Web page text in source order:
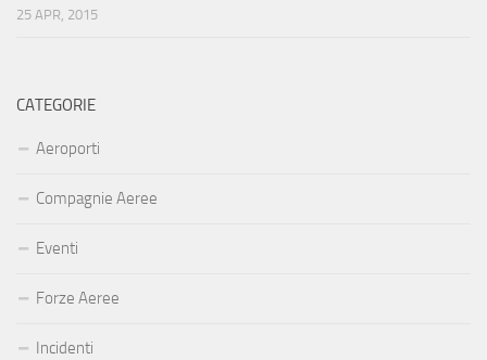
25 APR, 2015
CATEGORIE
Aeroporti
Compagnie Aeree
Eventi
Forze Aeree
Incidenti